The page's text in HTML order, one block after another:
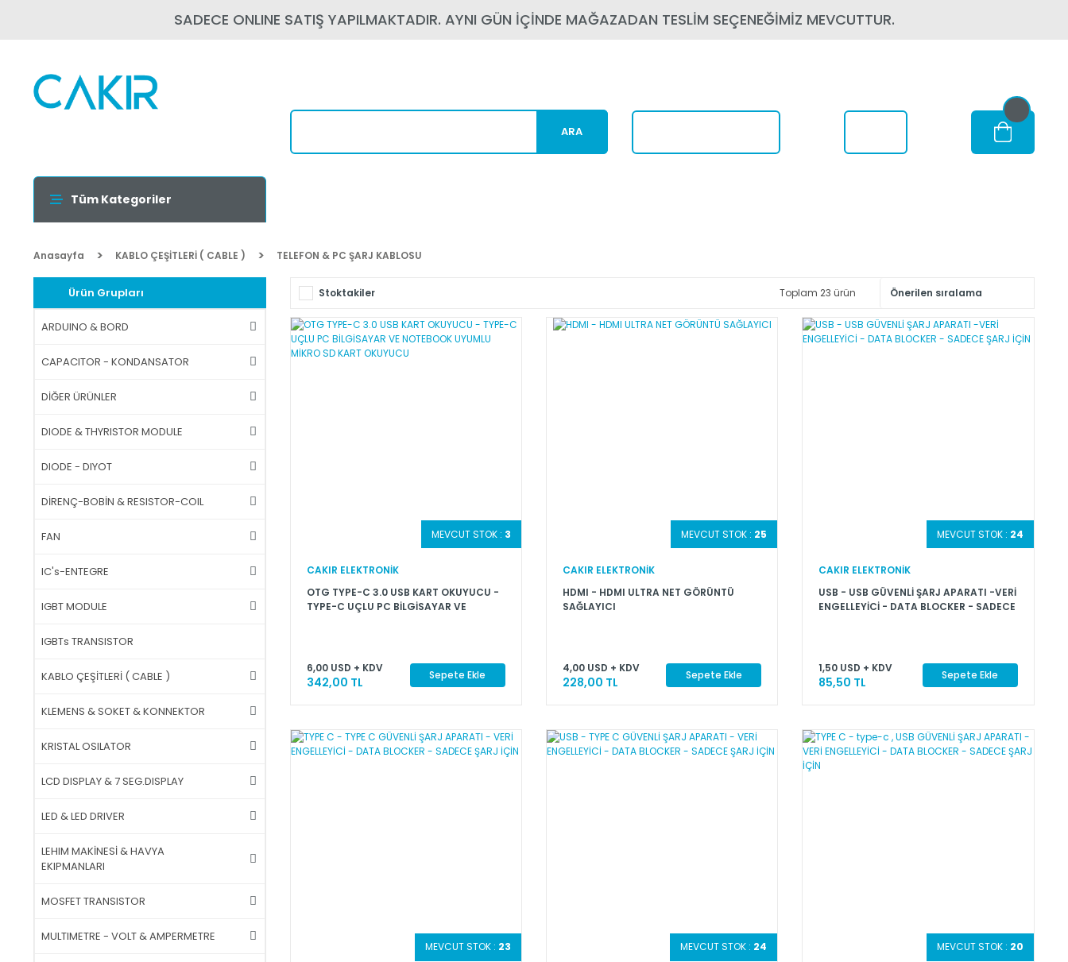
SADECE ONLINE SATIŞ YAPILMAKTADIR. AYNI GÜN İÇİNDE MAĞAZADAN TESLİM SEÇENEĞİMİZ MEVCUTTUR.
ARA
Tüm Kategoriler
Anasayfa KABLO ÇEŞİTLERİ ( CABLE ) TELEFON & PC ŞARJ KABLOSU
Ürün Grupları
ARDUINO & BORD
CAPACITOR - KONDANSATOR
DİĞER ÜRÜNLER
DIODE & THYRISTOR MODULE
DIODE - DIYOT
DİRENÇ-BOBİN & RESISTOR-COIL
FAN
IC's-ENTEGRE
IGBT MODULE
IGBTs TRANSISTOR
KABLO ÇEŞİTLERİ ( CABLE )
KLEMENS & SOKET & KONNEKTOR
KRISTAL OSILATOR
LCD DISPLAY & 7 SEG.DISPLAY
LED & LED DRIVER
LEHIM MAKİNESİ & HAVYA
EKIPMANLARI
MOSFET TRANSISTOR
MULTIMETRE - VOLT & AMPERMETRE
Stoktakiler Toplam 23 ürün
MEVCUT STOK : 3
CAKIR ELEKTRONİK
OTG TYPE-C 3.0 USB KART OKUYUCU -
TYPE-C UÇLU PC BİLGİSAYAR VE
6,00 USD + KDV
342,00 TL Sepete Ekle
MEVCUT STOK : 25
CAKIR ELEKTRONİK
HDMI - HDMI ULTRA NET GÖRÜNTÜ
SAĞLAYICI
4,00 USD + KDV
228,00 TL Sepete Ekle
MEVCUT STOK : 24
CAKIR ELEKTRONİK
USB - USB GÜVENLİ ŞARJ APARATI -VERİ
ENGELLEYİCİ - DATA BLOCKER - SADECE
1,50 USD + KDV
85,50 TL Sepete Ekle
MEVCUT STOK : 23 MEVCUT STOK : 24 MEVCUT STOK : 20